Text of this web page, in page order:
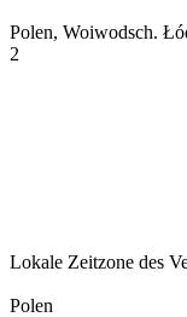
Polen, Woiwodsch.
2
Lokale Zeitzone des
Polen